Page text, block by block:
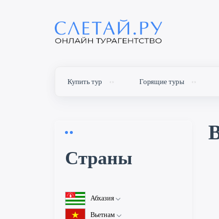
Купить тур Горящие туры
Cтраны
Абхазия
Об Абхазии
Вьетнам